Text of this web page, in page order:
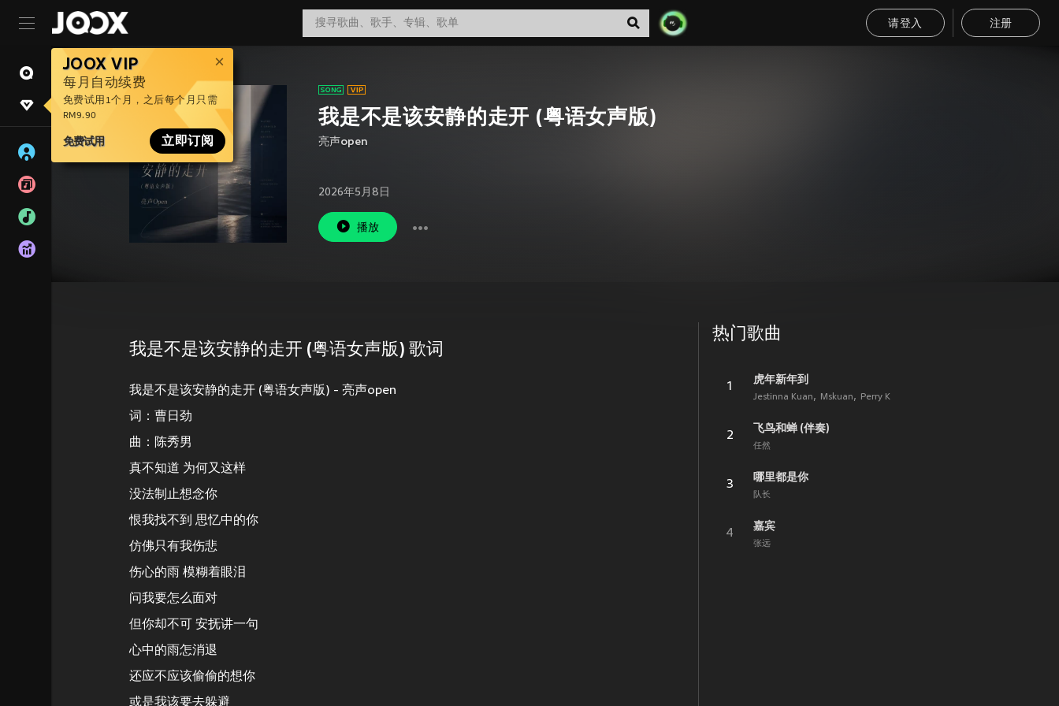
请登入 注册
JOOX VIP
每月自动续费
免费试用1个月，之后每个月只需
RM9.90
免费试用 立即订阅
我是不是该安静的走开 (粤语女声版)
亮声open
2026年5月8日
播放
我是不是该安静的走开 (粤语女声版) 歌词
我是不是该安静的走开 (粤语女声版) - 亮声open
词：曹日劲
曲：陈秀男
真不知道 为何又这样
没法制止想念你
恨我找不到 思忆中的你
仿佛只有我伤悲
伤心的雨 模糊着眼泪
问我要怎么面对
但你却不可 安抚讲一句
心中的雨怎消退
还应不应该偷偷的想你
或是我该要去躲避
热门歌曲
1
虎年新年到
Jestinna Kuan Mskuan Perry K
2
飞鸟和蝉 (伴奏)
任然
3
哪里都是你
队长
4
嘉宾
张远